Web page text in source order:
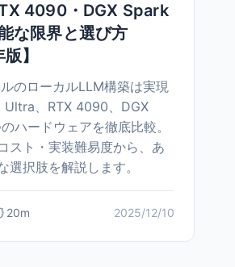
4090・DGX Spark
な限界と選び方
】
のローカルLLM構築は実現
Ultra、RTX 4090、DGX
ハードウェアを徹底比較。
スト・実装難易度から、あ
選択肢を解説します。
20m 2025/12/10